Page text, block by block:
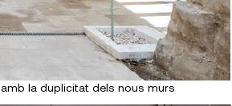
amb la duplicitat dels nous murs